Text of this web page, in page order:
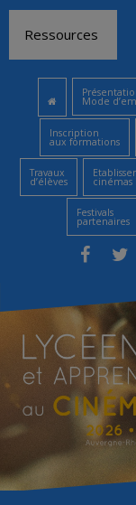
contenu
Ressources
Mode
Inscription
aux formations
Travaux
d’élèves cinémas
Festivals
partenaires